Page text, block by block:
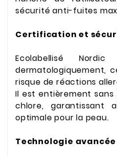
sécurité anti-fuites
Certification et
Ecolabellisé
dermatologiquement,
risque de réactions
Il est entièrement
chlore, garantissant
optimale pour la peau.
Technologie avancée